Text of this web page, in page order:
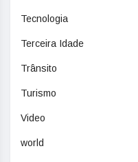
Tecnologia
Terceira Idade
Trânsito
Turismo
Video
world